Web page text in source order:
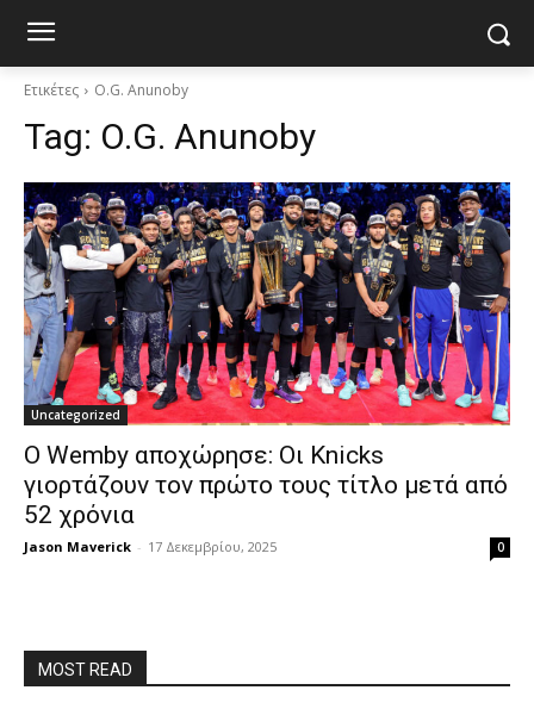
Ετικέτες O.G. Anunoby
Tag: O.G. Anunoby
Uncategorized
Ο Wemby αποχώρησε: Οι Knicks
γιορτάζουν τον πρώτο τους τίτλο μετά από
52 χρόνια
Jason Maverick - 17 Δεκεμβρίου, 2025 0
MOST READ